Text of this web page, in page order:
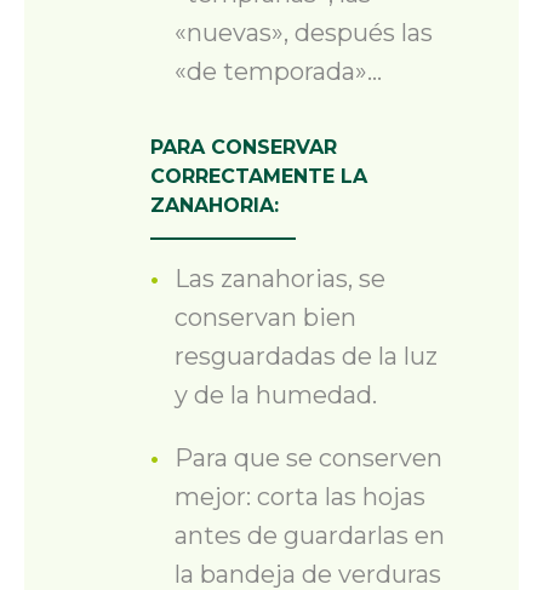
«nuevas», después las
«de temporada»…
PARA CONSERVAR
CORRECTAMENTE LA
ZANAHORIA:
Las zanahorias, se
conservan bien
resguardadas de la luz
y de la humedad.
Para que se conserven
mejor: corta las hojas
antes de guardarlas en
la bandeja de verduras